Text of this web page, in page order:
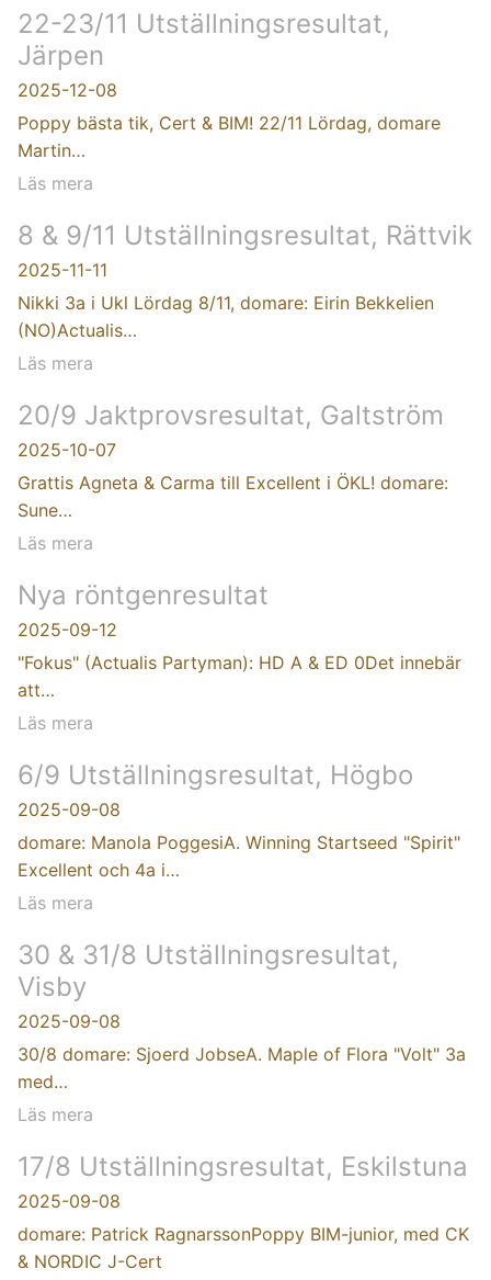
22-23/11 Utställningsresultat,
Järpen
2025-12-08
Poppy bästa tik, Cert & BIM! 22/11 Lördag, domare
Martin…
Läs mera
8 & 9/11 Utställningsresultat, Rättvik
2025-11-11
Nikki 3a i Ukl Lördag 8/11, domare: Eirin Bekkelien
(NO)Actualis…
Läs mera
20/9 Jaktprovsresultat, Galtström
2025-10-07
Grattis Agneta & Carma till Excellent i ÖKL! domare:
Sune…
Läs mera
Nya röntgenresultat
2025-09-12
"Fokus" (Actualis Partyman): HD A & ED 0Det innebär
att…
Läs mera
6/9 Utställningsresultat, Högbo
2025-09-08
domare: Manola PoggesiA. Winning Startseed "Spirit"
Excellent och 4a i…
Läs mera
30 & 31/8 Utställningsresultat,
Visby
2025-09-08
30/8 domare: Sjoerd JobseA. Maple of Flora "Volt" 3a
med…
Läs mera
17/8 Utställningsresultat, Eskilstuna
2025-09-08
domare: Patrick RagnarssonPoppy BIM-junior, med CK
& NORDIC J-Cert